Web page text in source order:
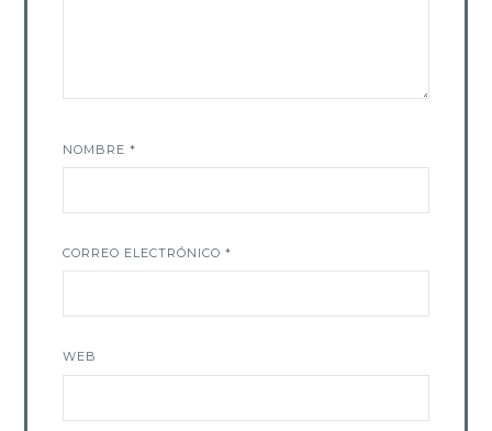
NOMBRE*
CORREO ELECTRÓNICO*
WEB